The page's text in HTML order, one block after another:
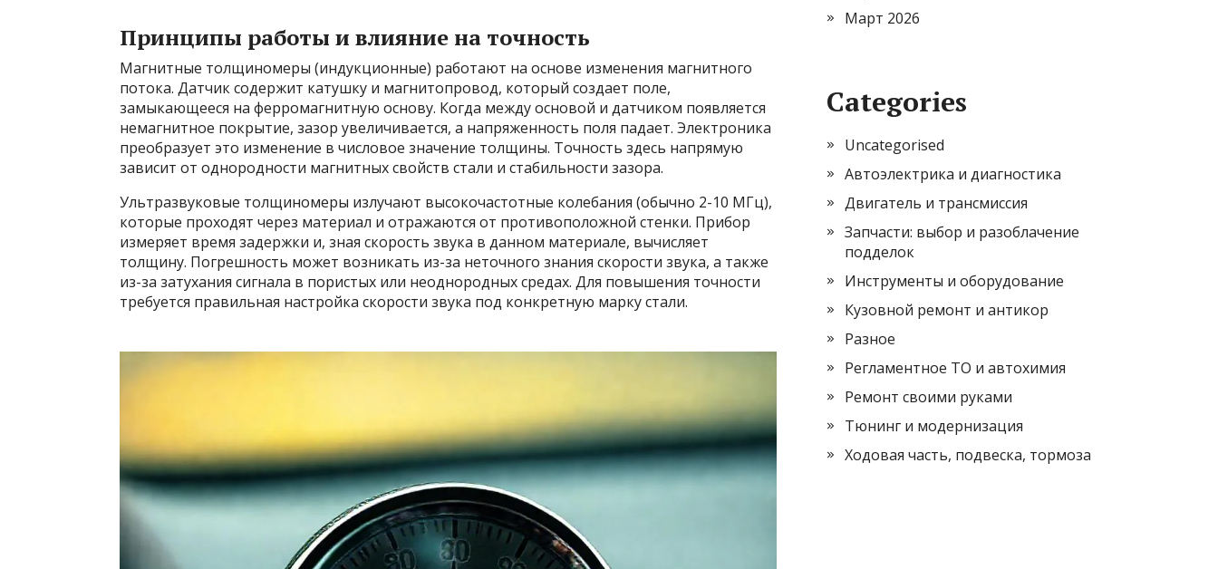
Принципы работы и влияние на точность
Магнитные толщиномеры (индукционные) работают на основе изменения магнитного
потока. Датчик содержит катушку и магнитопровод, который создает поле,
замыкающееся на ферромагнитную основу. Когда между основой и датчиком появляется
немагнитное покрытие, зазор увеличивается, а напряженность поля падает. Электроника
преобразует это изменение в числовое значение толщины. Точность здесь напрямую
зависит от однородности магнитных свойств стали и стабильности зазора.
Ультразвуковые толщиномеры излучают высокочастотные колебания (обычно 2-10 МГц),
которые проходят через материал и отражаются от противоположной стенки. Прибор
измеряет время задержки и, зная скорость звука в данном материале, вычисляет
толщину. Погрешность может возникать из-за неточного знания скорости звука, а также
из-за затухания сигнала в пористых или неоднородных средах. Для повышения точности
требуется правильная настройка скорости звука под конкретную марку стали.
Март 2026
Categories
Uncategorised
Автоэлектрика и диагностика
Двигатель и трансмиссия
Запчасти: выбор и разоблачение
подделок
Инструменты и оборудование
Кузовной ремонт и антикор
Разное
Регламентное ТО и автохимия
Ремонт своими руками
Тюнинг и модернизация
Ходовая часть, подвеска, тормоза